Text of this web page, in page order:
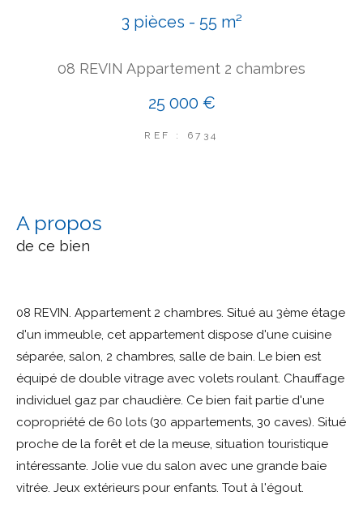
3 pièces - 55 m²
08 REVIN Appartement 2 chambres
25 000 €
REF : 6734
a propos
de ce bien
08 REVIN. Appartement 2 chambres. Situé au 3ème étage
d'un immeuble, cet appartement dispose d'une cuisine
séparée, salon, 2 chambres, salle de bain. Le bien est
équipé de double vitrage avec volets roulant. Chauffage
individuel gaz par chaudière. Ce bien fait partie d'une
copropriété de 60 lots (30 appartements, 30 caves). Situé
proche de la forêt et de la meuse, situation touristique
intéressante. Jolie vue du salon avec une grande baie
vitrée. Jeux extérieurs pour enfants. Tout à l'égout.